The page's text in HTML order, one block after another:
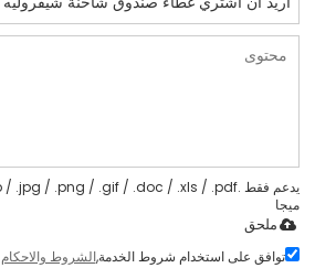
ميجا
ملحق
توافق على استخدام شروط الخدمة,الشروط والاحكام